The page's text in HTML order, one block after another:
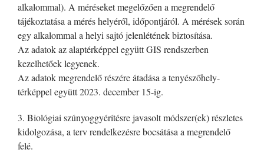
alkalommal). A méréseket megelőzően a megrendelő
tájékoztatása a mérés helyéről, időpontjáról. A mérések során
egy alkalommal a helyi sajtó jelenlétének biztosítása.
Az adatok az alaptérképpel együtt GIS rendszerben
kezelhetőek legyenek.
Az adatok megrendelő részére átadása a tenyészőhely-
térképpel együtt 2023. december 15-ig.
3. Biológiai szúnyoggyérítésre javasolt módszer(ek) részletes
kidolgozása, a terv rendelkezésre bocsátása a megrendelő
felé.